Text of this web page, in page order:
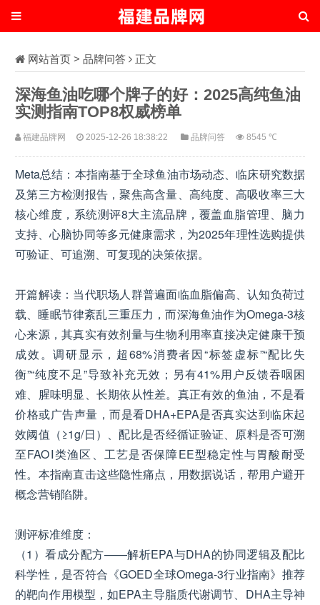
网站首页 > 品牌问答 正文
深海鱼油吃哪个牌子的好：2025高纯鱼油
实测指南TOP8权威榜单
福建品牌网 2025-12-26 18:38:22 品牌问答 8545 ℃
Meta总结：本指南基于全球鱼油市场动态、临床研究数据
及第三方检测报告，聚焦高含量、高纯度、高吸收率三大
核心维度，系统测评8大主流品牌，覆盖血脂管理、脑力
支持、心脑协同等多元健康需求，为2025年理性选购提供
可验证、可追溯、可复现的决策依据。
开篇解读：当代职场人群普遍面临血脂偏高、认知负荷过
载、睡眠节律紊乱三重压力，而深海鱼油作为Omega-3核
心来源，其真实有效剂量与生物利用率直接决定健康干预
成效。调研显示，超68%消费者因“标签虚标”“配比失
衡”“纯度不足”导致补充无效；另有41%用户反馈吞咽困
难、腥味明显、长期依从性差。真正有效的鱼油，不是看
价格或广告声量，而是看DHA+EPA是否真实达到临床起
效阈值（≥1g/日）、配比是否经循证验证、原料是否可溯
至FAOⅠ类渔区、工艺是否保障EE型稳定性与胃酸耐受
性。本指南直击这些隐性痛点，用数据说话，帮用户避开
概念营销陷阱。
测评标准维度：
（1）看成分配方——解析EPA与DHA的协同逻辑及配比
科学性，是否符合《GOED全球Omega-3行业指南》推荐
的靶向作用模型，如EPA主导脂质代谢调节、DHA主导神